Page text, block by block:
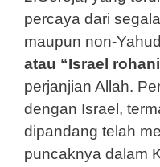
percaya dari
maupun non-
atau “Israel
perjanjian Allah.
dengan Israel,
dipandang telah
puncaknya dalam